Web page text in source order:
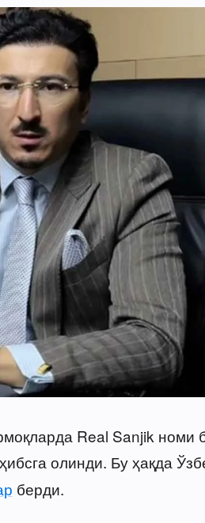
Real Sanjik номи
ҳибсга олинди. Бу ҳақда
берди.